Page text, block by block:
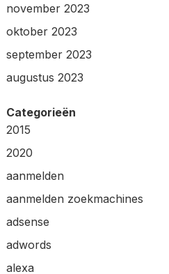
november 2023
oktober 2023
september 2023
augustus 2023
Categorieën
2015
2020
aanmelden
aanmelden zoekmachines
adsense
adwords
alexa